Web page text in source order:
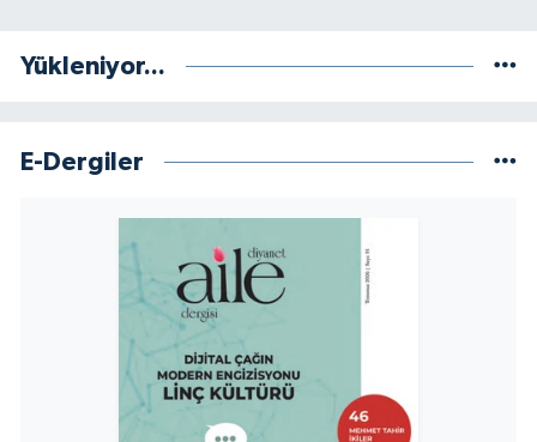
Yükleniyor...
E-Dergiler
Rize Müftülüğü
Samsun Müftülüğü
Siirt Müftülüğü
Sinop Müftülüğü